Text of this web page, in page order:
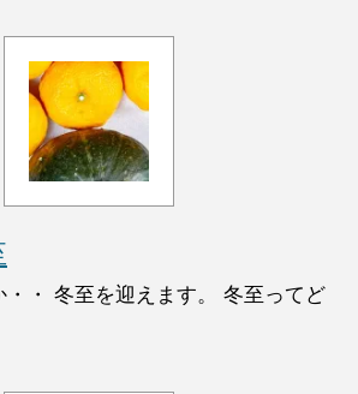
・ 冬至を迎えます。 冬至ってど